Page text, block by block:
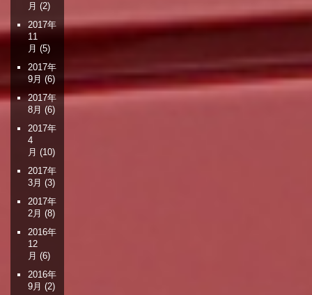
月 (2)
2017年
11
月 (5)
2017年
9月 (6)
2017年
8月 (6)
2017年
4
月 (10)
2017年
3月 (3)
2017年
2月 (8)
2016年
12
月 (6)
2016年
9月 (2)